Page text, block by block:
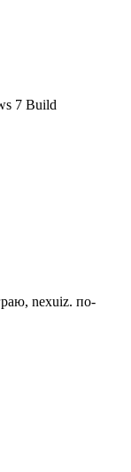
7 Build
nexuiz. по-